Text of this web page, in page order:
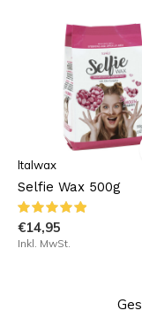
Italwax
Selfie Wax 500g
€14,95
Inkl. MwSt.